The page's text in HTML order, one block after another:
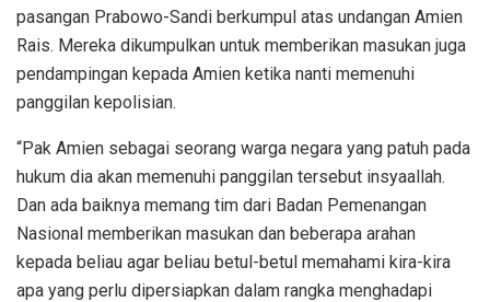
pasangan Prabowo-Sandi berkumpul atas undangan Amien
Rais. Mereka dikumpulkan untuk memberikan masukan juga
pendampingan kepada Amien ketika nanti memenuhi
panggilan kepolisian.
“Pak Amien sebagai seorang warga negara yang patuh pada
hukum dia akan memenuhi panggilan tersebut insyaallah.
Dan ada baiknya memang tim dari Badan Pemenangan
Nasional memberikan masukan dan beberapa arahan
kepada beliau agar beliau betul-betul memahami kira-kira
apa yang perlu dipersiapkan dalam rangka menghadapi